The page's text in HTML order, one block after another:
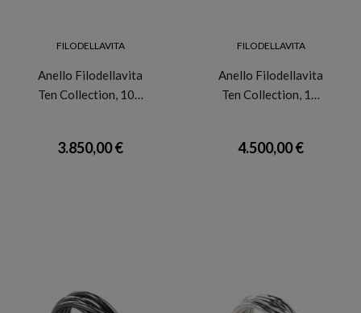
FILODELLAVITA
Anello Filodellavita
Ten Collection, 10…
3.850,00 €
FILODELLAVITA
Anello Filodellavita
Ten Collection, 1…
4.500,00 €